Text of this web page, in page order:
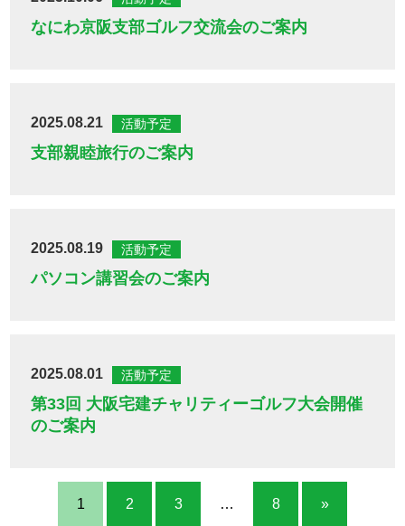
なにわ京阪支部ゴルフ交流会のご案内
2025.08.21 活動予定
支部親睦旅行のご案内
2025.08.19 活動予定
パソコン講習会のご案内
2025.08.01 活動予定
第33回 大阪宅建チャリティーゴルフ大会開催
のご案内
1 2 3 … 8 »